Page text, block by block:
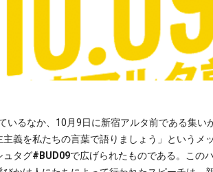
いるなか、10月9日に新宿アルタ前である集い
義を私たちの言葉で語りましょう」というメ
ュタグ#BUD09で広げられたものである。この